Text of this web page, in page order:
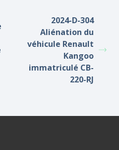
2024-D-304
Aliénation du
véhicule Renault
Kangoo
immatriculé CB-
220-RJ